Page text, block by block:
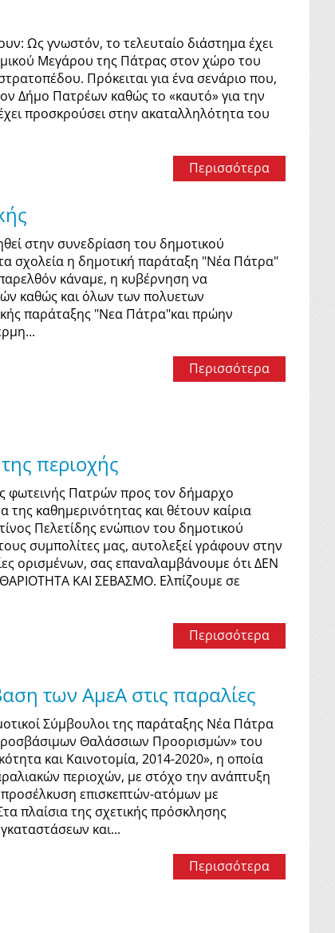
Ως γνωστόν, το τελευταίο διάστημα έχει
Μεγάρου της Πάτρας στον χώρο του
Πρόκειται για ένα σενάριο που,
Δήμο Πατρέων καθώς το «καυτό» για την
προσκρούσει στην ακαταλληλότητα του
Περισσότερα
στην συνεδρίαση του δημοτικού
σχολεία η δημοτική παράταξη "Νέα Πάτρα"
κάναμε, η κυβέρνηση να
καθώς και όλων των πολυετων
παράταξης "Νεα Πάτρα"και πρώην
Περισσότερα
περιοχής
φωτεινής Πατρών προς τον δήμαρχο
καθημερινότητας και θέτουν καίρια
Πελετίδης ενώπιον του δημοτικού
συμπολίτες μας, αυτολεξεί γράφουν στην
ορισμένων, σας επαναλαμβάνουμε ότι ΔΕΝ
ΚΑΙ ΣΕΒΑΣΜΟ. Ελπίζουμε σε
Περισσότερα
των ΑμεΑ στις παραλίες
Σύμβουλοι της παράταξης Νέα Πάτρα
Θαλάσσιων Προορισμών» του
και Καινοτομία, 2014-2020», η οποία
περιοχών, με στόχο την ανάπτυξη
επισκεπτών-ατόμων με
πλαίσια της σχετικής πρόσκλησης
και...
Περισσότερα